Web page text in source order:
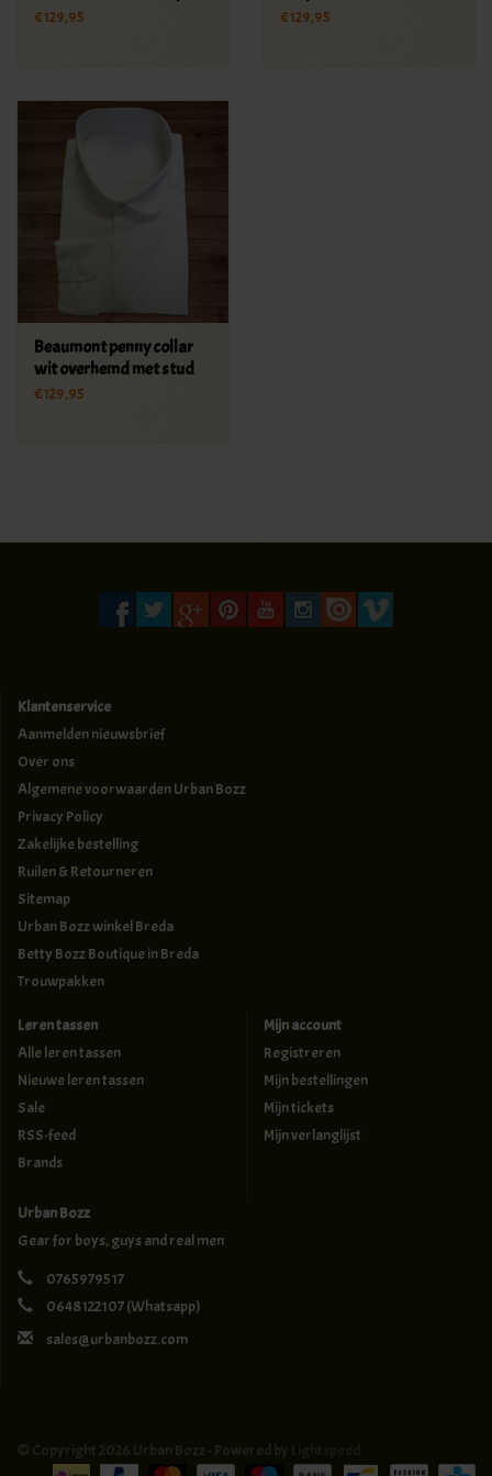
stud
€129,95
overhemd - stud
€129,95
Beaumont penny collar
wit overhemd met stud
€129,95
Klantenservice
Aanmelden nieuwsbrief
Over ons
Algemene voorwaarden Urban Bozz
Privacy Policy
Zakelijke bestelling
Ruilen & Retourneren
Sitemap
Urban Bozz winkel Breda
Betty Bozz Boutique in Breda
Trouwpakken
Leren tassen
Alle leren tassen
Nieuwe leren tassen
Sale
RSS-feed
Brands
Mijn account
Registreren
Mijn bestellingen
Mijn tickets
Mijn verlanglijst
Urban Bozz
Gear for boys, guys and real men
0765979517
0648122107(Whatsapp)
sales@urbanbozz.com
© Copyright 2026 Urban Bozz - Powered by